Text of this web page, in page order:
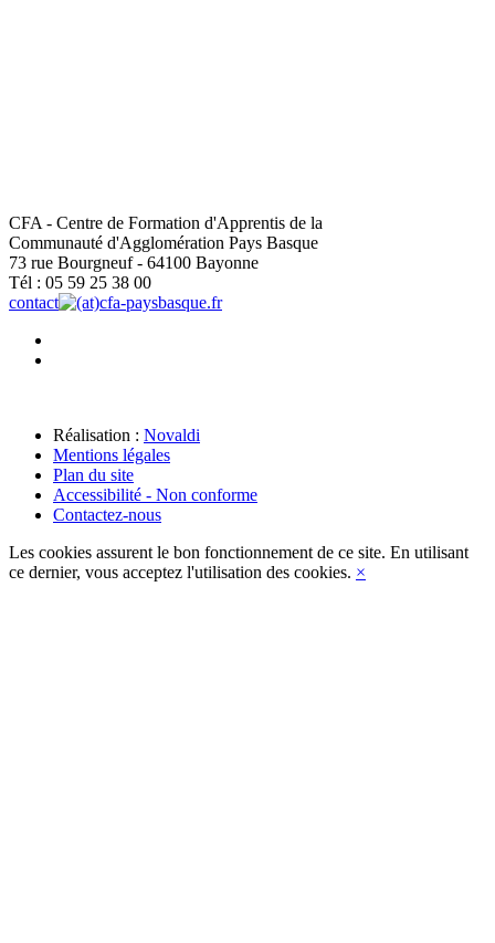
CFA - Centre de Formation d'Apprentis de la
Communauté d'Agglomération Pays Basque
73 rue Bourgneuf - 64100 Bayonne
Tél : 05 59 25 38 00
contact
cfa-paysbasque.fr
Réalisation : Novaldi
Mentions légales
Plan du site
Accessibilité - Non conforme
Contactez-nous
Les cookies assurent le bon fonctionnement de ce site. En utilisant
ce dernier, vous acceptez l'utilisation des cookies. ×